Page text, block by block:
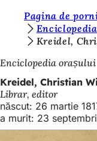
Salt la conținut
n
t
e
ț
i
Pagina de
Kreidel,
Enciclopedia orașului
Kreidel, Christian
Librar, editor
născut: 26 martie
a murit: 23